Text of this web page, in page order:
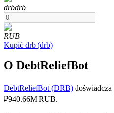
Kontrakty futures
drbdrb
RUB
Kupić drb (drb)
O DebtReliefBot
DebtReliefBot (DRB) doświadcza
₽940.66M RUB.